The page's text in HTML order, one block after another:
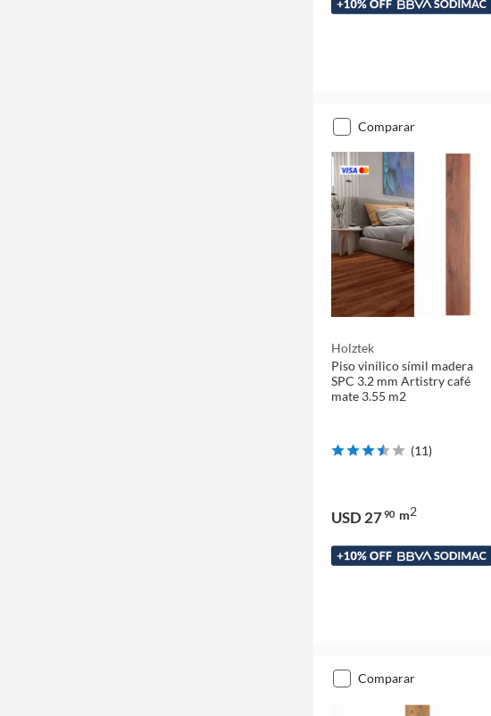
comparar
Holztek
Piso vinílico símil madera
SPC 3.2 mm Artistry café
mate 3.55 m2
(11)
USD 2790 m2
comparar